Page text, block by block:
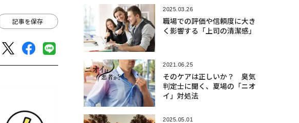
記事を保存
2025.03.26
職場での評価や信頼度に大き
く影響する「上司の清潔感」
2021.06.25
そのケアは正しいか？ 臭気
判定士に聞く、夏場の「ニオ
イ」対処法
2025.05.01